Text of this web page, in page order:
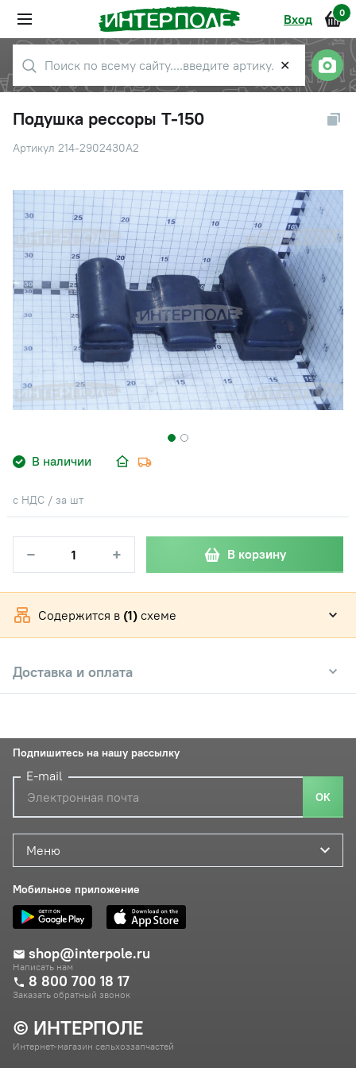
Вход 0
✕
Подушка рессоры Т-150
Артикул 214-2902430А2
В наличии
с НДС / за шт
− + В корзину
Содержится в (1) схеме
Доставка и оплата
© ИНТЕРПОЛЕ
Интернет-магазин сельхоззапчастей
Меню
Мобильное приложение
shop@interpole.ru
Написать нам
8 800 700 18 17
Заказать обратный звонок
Подпишитесь на нашу рассылку
E-mail
ОК